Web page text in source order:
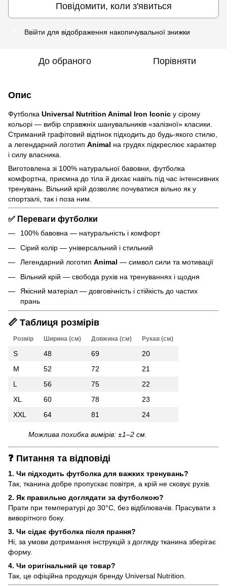
Повідомити, коли з'явиться
Ввійти для відображення накопичувальної знижки
До обраного Порівняти
Опис
Футболка Universal Nutrition Animal Iron Iconic у сірому
кольорі — вибір справжніх шанувальників «залізної» класики.
Стриманий графітовий відтінок підходить до будь-якого стилю,
а легендарний логотип Animal на грудях підкреслює характер
і силу власника.
Виготовлена зі 100% натуральної бавовни, футболка
комфортна, приємна до тіла й дихає навіть під час інтенсивних
тренувань. Вільний крій дозволяє почуватися вільно як у
спортзалі, так і поза ним.
✅ Переваги футболки
100% бавовна — натуральність і комфорт
Сірий колір — універсальний і стильний
Легендарний логотип Animal — символ сили та мотивації
Вільний крій — свобода рухів на тренуваннях і щодня
Якісний матеріал — довговічність і стійкість до частих
прань
📏 Таблиця розмірів
Розмір Ширина (см) Довжина (см) Рукав (см)
S 48 69
20
M
52 72
21
L
56 75
22
XL
60 78
23
XXL
64 81 24
Можлива похибка вимірів: ±1–2 см.
❓ Питання та відповіді
1. Чи підходить футболка для важких тренувань?
Так, тканина добре пропускає повітря, а крій не сковує рухів.
2. Як правильно доглядати за футболкою?
Прати при температурі до 30°C, без відбілювачів. Прасувати з
виворітного боку.
3. Чи сідає футболка після прання?
Ні, за умови дотримання інструкцій з догляду тканина зберігає
форму.
4. Чи оригінальний це товар?
Так, це офіційна продукція бренду Universal Nutrition.